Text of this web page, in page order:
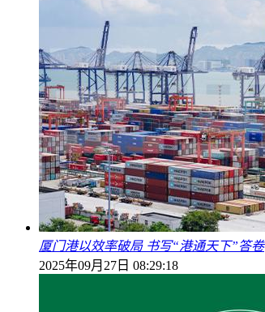
厦门港以效率破局 书写“港通天下”答卷
2025年09月27日 08:29:18